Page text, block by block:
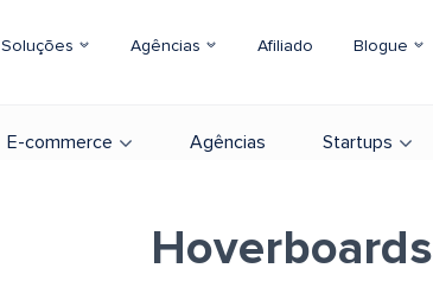
Soluções Agências Afiliado Blogue
E-commerce Agências Startups
Hoverboards